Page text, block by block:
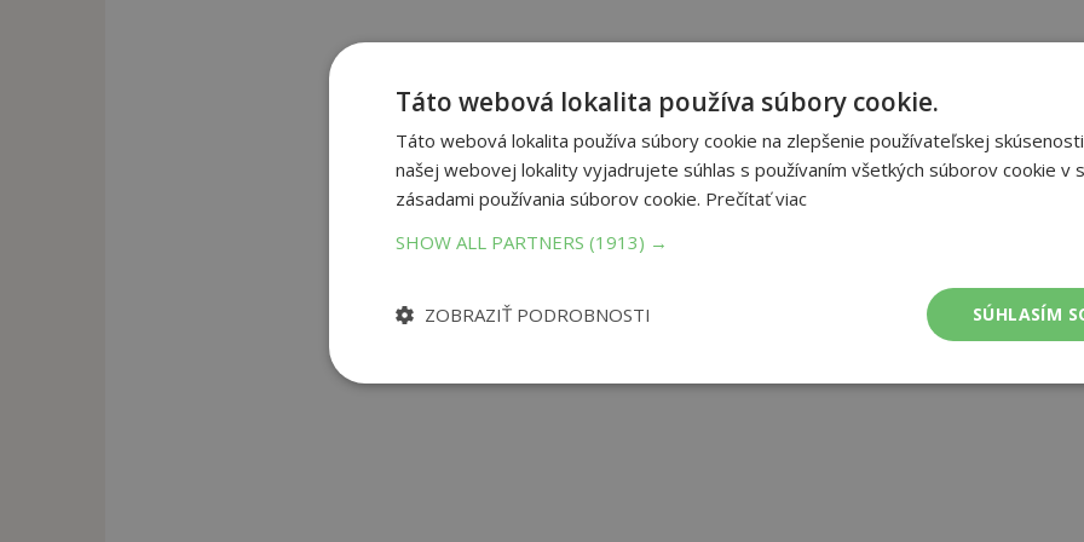
Táto webová lokalita používa súbory cookie.
Táto webová lokalita používa súbory cookie na zlepšenie používateľskej
našej webovej lokality vyjadrujete súhlas s používaním všetkých súborov cookie v
zásadami používania súborov cookie. Prečítať viac
SHOW ALL PARTNERS (1913) →
SÚHLASÍM
ZOBRAZIŤ PODROBNOSTI